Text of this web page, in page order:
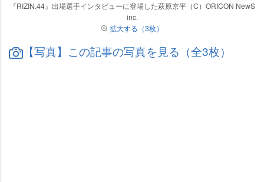
『RIZIN.44』出場選手インタビューに登場した萩原京平（C）ORICON NewS
inc.
拡大する（3枚）
【写真】この記事の写真を見る（全3枚）